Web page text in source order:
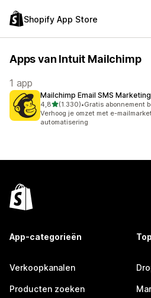
Shopify App Store
Apps van Intuit Mailchimp
1 app
Mailchimp Email SMS Marketing
4,8van 5 sterren
(1.330)
1330 recensies in totaal
•Gratis abonnement
Verhoog je omzet met e-
automatisering
App-categorieën
Verkoopkanalen
Producten zoeken